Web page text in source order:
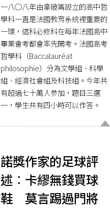
一八○八年由拿破崙設立的高中哲
學科一直是法國教育系統裡重要的
一環，這科必修科在每年法國高中
畢業會考都會率先開考。法國高考
哲學科（Baccalauréat
philosophie）分為文學組、科學
組、經濟社會組及科技組。今年共
有超過七十萬人參加，題目三選
一，學生共有四小時可以作答。
諾獎作家的足球評
述︰卡繆無錢買球
鞋 莫言踢過門將